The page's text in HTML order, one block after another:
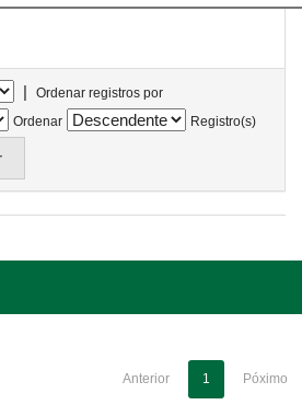
|
Ordenar registros por
Ordenar
Registro(s)
Anterior 1 Póximo